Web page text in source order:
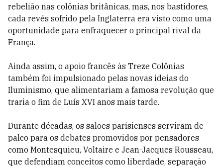
rebelião nas colônias britânicas, mas, nos bastidores,
cada revés sofrido pela Inglaterra era visto como uma
oportunidade para enfraquecer o principal rival da
França.
Ainda assim, o apoio francês às Treze Colônias
também foi impulsionado pelas novas ideias do
Iluminismo, que alimentariam a famosa revolução que
traria o fim de Luís XVI anos mais tarde.
Durante décadas, os salões parisienses serviram de
palco para os debates promovidos por pensadores
como Montesquieu, Voltaire e Jean-Jacques Rousseau,
que defendiam conceitos como liberdade, separação